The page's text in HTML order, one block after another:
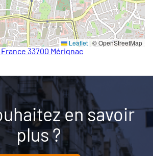
Leaflet | © OpenStreetMap
33700 Mérignac
en savoir
plus ?